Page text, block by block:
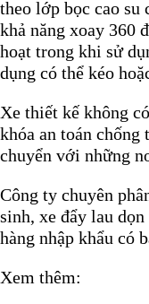
theo lớp bọc cao
khả năng xoay 360
hoạt trong khi sử
dụng có thể kéo
Xe thiết kế không
khóa an toán
chuyển với những
Công ty chuyên
sinh, xe đẩy lau
hàng nhập khẩu có
Xem thêm: